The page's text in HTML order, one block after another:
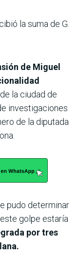
la suma de G.
de Miguel
la ciudad de
investigaciones
de la diputada
pudo determinar
golpe estaría
por tres